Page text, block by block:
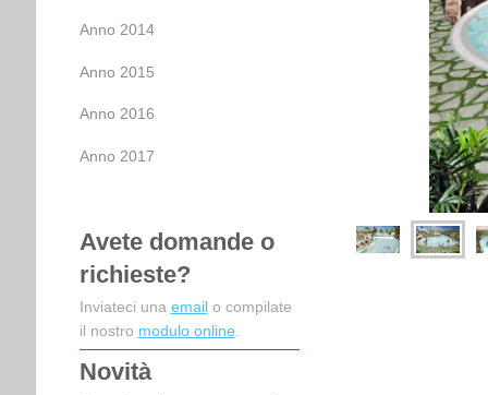
Anno 2014
Anno 2015
Anno 2016
Anno 2017
Avete domande o
richieste?
Inviateci una emailo compilate
il nostro modulo online
Novità